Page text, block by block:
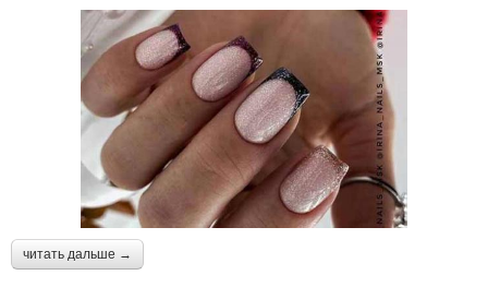
читать дальше →